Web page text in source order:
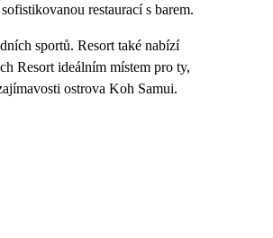
restaurací s barem.
sportů. Resort také nabízí
Resort ideálním místem pro ty,
ostrova Koh Samui.